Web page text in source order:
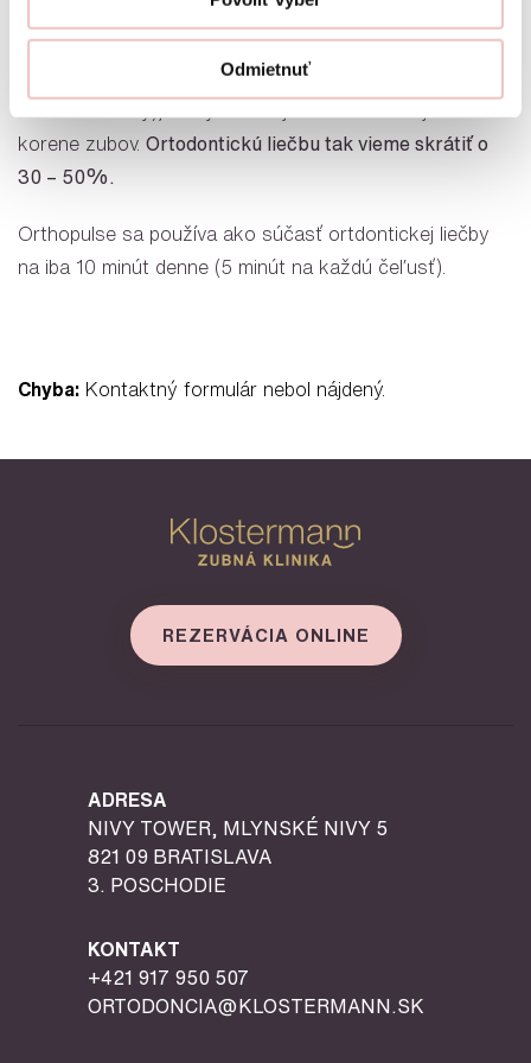
Odmietnuť
Orthopulse je prístroj, ktorý urýchľuje liečbu s
priesvitnými alebo fixnými strojčekmi. Tento akcelerátor
funguje na princípe fotobiomodulácie (nízkoenergetické
korene zubov. Ortodontickú liečbu tak vieme skrátiť o
30 – 50%.
Orthopulse sa používa ako súčasť ortdontickej liečby
na iba 10 minút denne (5 minút na každú čeľusť).
Chyba: Kontaktný formulár nebol nájdený.
REZERVÁCIA ONLINE
ADRESA
NIVY TOWER, MLYNSKÉ NIVY 5
821 09 BRATISLAVA
3. POSCHODIE
KONTAKT
+421 917 950 507
ORTODONCIA@KLOSTERMANN.SK